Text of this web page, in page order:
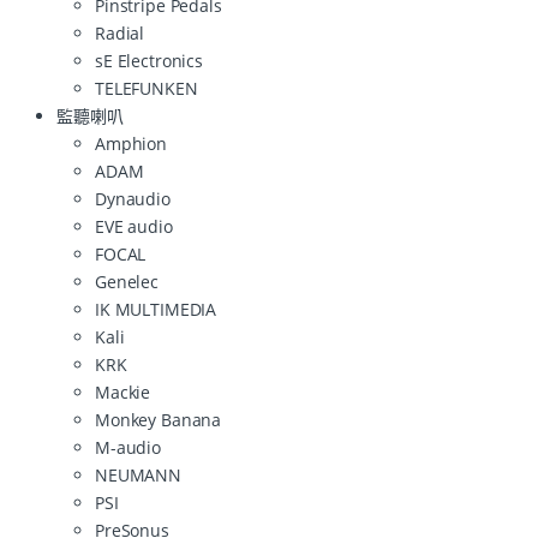
Pinstripe Pedals
Radial
sE Electronics
TELEFUNKEN
監聽喇叭
Amphion
ADAM
Dynaudio
EVE audio
FOCAL
Genelec
IK MULTIMEDIA
Kali
KRK
Mackie
Monkey Banana
M-audio
NEUMANN
PSI
PreSonus